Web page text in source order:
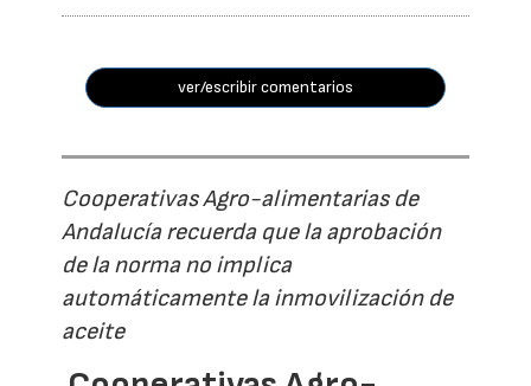
ver/escribir comentarios
Cooperativas Agro-alimentarias de
Andalucía recuerda que la aprobación
de la norma no implica
automáticamente la inmovilización de
aceite